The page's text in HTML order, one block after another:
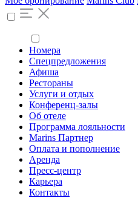
Номера
Спецпредложения
Афиша
Рестораны
Услуги и отдых
Конференц-залы
Об отеле
Программа лояльности
Marins Партнер
Оплата и пополнение
Аренда
Пресс-центр
Карьера
Контакты